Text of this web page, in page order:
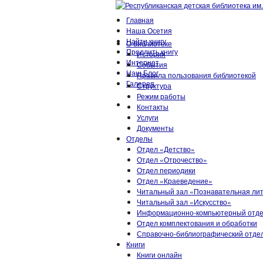
Главная
Наша Осетия
Найти книгу
Продлить книгу
Интернет
Наш Блог
Галерея
О библиотеке
История
События
Правила пользования библиотекой
Структура
Режим работы
Контакты
Услуги
Документы
Отделы
Отдел «Детство»
Отдел «Отрочество»
Отдел периодики
Отдел «Краеведение»
Читальный зал «Познавательная
Читальный зал «Искусство»
Информационно-компьютерный
Отдел комплектования и обработки
Справочно-библиографический
Книги
Книги онлайн